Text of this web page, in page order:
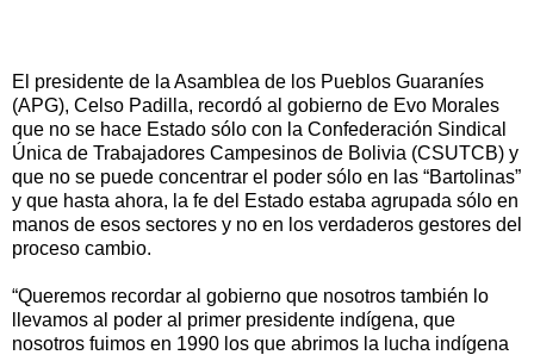
El presidente de la Asamblea de los Pueblos Guaraníes
(APG), Celso Padilla, recordó al gobierno de Evo Morales
que no se hace Estado sólo con la Confederación Sindical
Única de Trabajadores Campesinos de Bolivia (CSUTCB) y
que no se puede concentrar el poder sólo en las “Bartolinas”
y que hasta ahora, la fe del Estado estaba agrupada sólo en
manos de esos sectores y no en los verdaderos gestores del
proceso cambio.
“Queremos recordar al gobierno que nosotros también lo
llevamos al poder al primer presidente indígena, que
nosotros fuimos en 1990 los que abrimos la lucha indígena